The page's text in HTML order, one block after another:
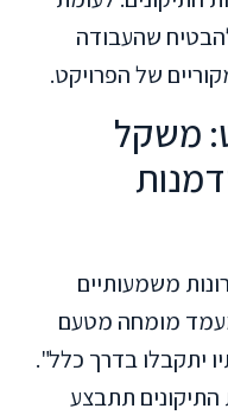
שהעבודה
של הפרויקט.
משקל
משמעותיים
מומחה מטעם
יתקבלו בדרך כלל".
התיקונים תתבצע